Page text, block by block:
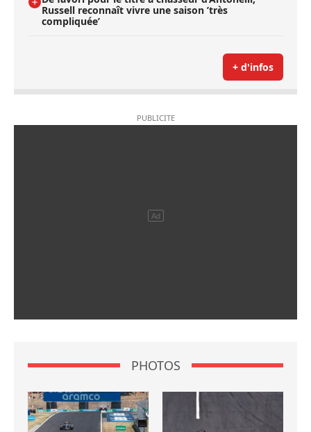
Russell reconnaît vivre une saison ’très
compliquée’
+ d'infos
PHOTOS